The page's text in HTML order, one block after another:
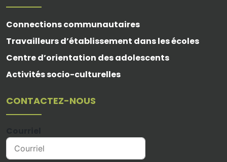
Connections communautaires
Travailleurs d’établissement dans les écoles
Centre d’orientation des adolescents
Activités socio-culturelles
CONTACTEZ-NOUS